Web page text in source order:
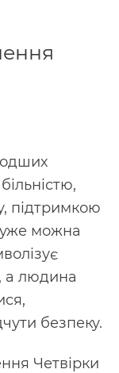
підтримкою
уже можна
а людина
безпеку.
Четвірки